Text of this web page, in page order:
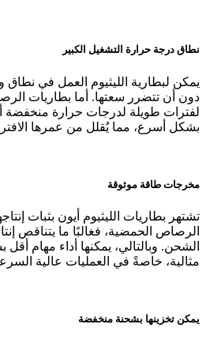
نطاق درجة حرارة التشغيل الكبير
يمكن لبطارية الليثيوم العمل في
دون أن تتضرر سعتها. أما بطاريات
لفترات طويلة لدرجات حرارة منخفضة
بشكل أسرع، مما يُقلل من عمرها
مخرجات طاقة موثوقة
تشتهر بطاريات الليثيوم أيون بثبات
الرصاص الحمضية، فغالبًا ما يتناقص
الشحن. وبالتالي، يمكنها أداء مهام أقل
مثالية، خاصةً في العمليات عالية
يمكن تخزينها بشحنة منخفضة